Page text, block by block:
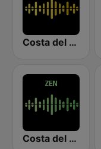
Costa del Mar Chillout
Costa del Mar Zen